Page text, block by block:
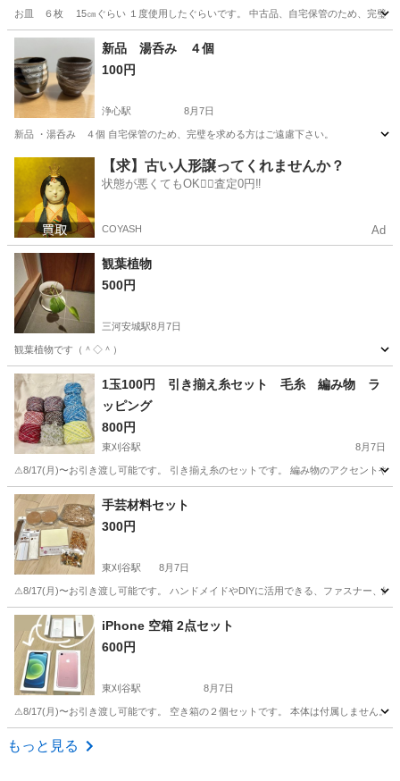
お皿 ６枚 15㎝ぐらい １度使用したぐらいです。 中古品、自宅保管のため、完璧を
愛知 名古屋市 食器 セット
新品 湯呑み ４個
100円
浄心駅 8月7日
新品 ・湯呑み ４個 自宅保管のため、完璧を求める方はご遠慮下さい。
浄心駅 生活雑貨 湯呑み
【求】古い人形譲ってくれませんか？
状態が悪くてもOK🙆‍♀️査定0円‼️
COYASH Ad
観葉植物
500円
三河安城駅8月7日
観葉植物です（＾◇＾）
愛知 刈谷市 三河安城駅 家庭用品
1玉100円 引き揃え糸セット 毛糸 編み物 ラ
ッピング
800円
東刈谷駅 8月7日
⚠︎8/17(月)〜お引き渡し可能です。 引き揃え糸のセットです。 編み物のアクセントや
愛知 知立市 東刈谷駅 その他
手芸材料セット
300円
東刈谷駅 8月7日
⚠︎8/17(月)〜お引き渡し可能です。 ハンドメイドやDIYに活用できる、ファスナー、
愛知 知立市 その他
iPhone 空箱 2点セット
600円
東刈谷駅 8月7日
⚠︎8/17(月)〜お引き渡し可能です。 空き箱の２個セットです。 本体は付属しません。
愛知 知立市
もっと見る